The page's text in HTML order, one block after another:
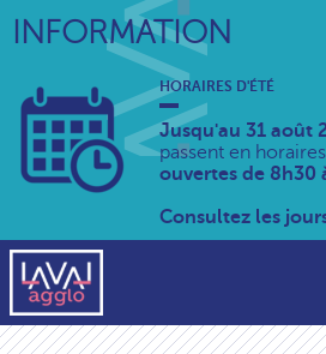
INFORMATION
HORAIRES D'ÉTÉ
Jusqu'au 31 août
passent en
ouvertes de 8h30
Consultez les